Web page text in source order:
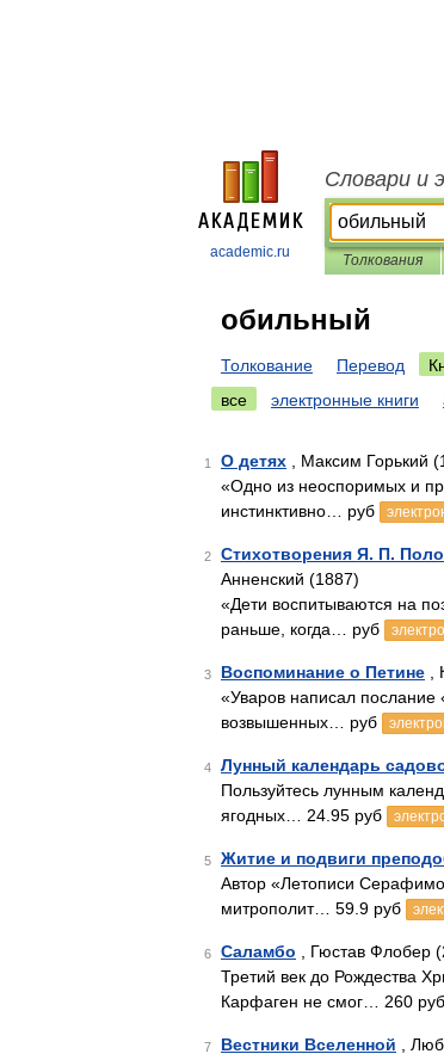
academic.ru
Словари и
Толкования
обильный
Толкование Перевод
все
электронные книги
1 О детях , Максим Горький
«Одно из неоспоримых и
инстинктивно… руб
2 Стихотворения Я. П.
Анненский (1887)
«Дети воспитываются на
раньше, когда… руб
3 Воспоминание о Петине ,
«Уваров написал послание
возвышенных… руб
4 Лунный календарь
Пользуйтесь лунным
ягодных… 24.95 руб
5 Житие и подвиги
Автор «Летописи
митрополит… 59.9 руб
6 Саламбо , Гюстав Флобер
Третий век до Рождества
Карфаген не смог… 260 руб
7 Вестники Вселенной ,